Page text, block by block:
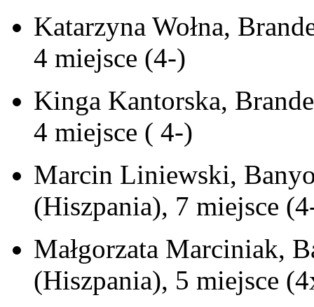
Katarzyna Wołna,
4 miejsce (4-)
Kinga Kantorska,
4 miejsce ( 4-)
Marcin Liniewski,
(Hiszpania), 7 miejsce
Małgorzata Marciniak,
(Hiszpania), 5 miejsce